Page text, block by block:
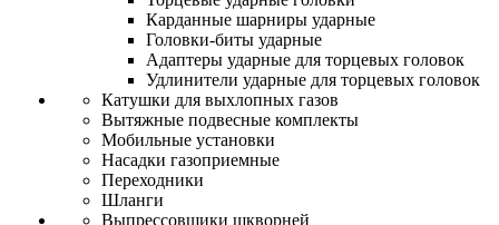
Карданные шарниры ударные
Головки-биты ударные
Адаптеры ударные для торцевых головок
Удлинители ударные для торцевых головок
Катушки для выхлопных газов
Вытяжные подвесные комплекты
Мобильные установки
Насадки газоприемные
Переходники
Шланги
Выпрессовщики шкворней